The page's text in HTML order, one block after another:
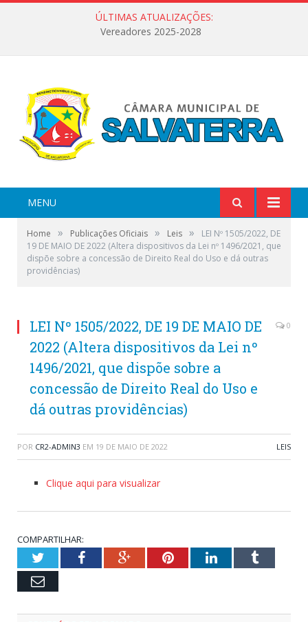
ÚLTIMAS ATUALIZAÇÕES:
Vereadores 2025-2028
MENU
Home » Publicações Oficiais » Leis »
LEI Nº 1505/2022, DE
19 DE MAIO DE 2022 (Altera dispositivos da Lei nº 1496/2021, que
dispõe sobre a concessão de Direito Real do Uso e dá outras
providências)
LEI Nº 1505/2022, DE 19 DE MAIO DE
2022 (Altera dispositivos da Lei nº
1496/2021, que dispõe sobre a
concessão de Direito Real do Uso e
dá outras providências)
0
POR CR2-ADMIN3 EM 19 DE MAIO DE 2022 LEIS
Clique aqui para visualizar
COMPARTILHAR:
TwitterFacebookGoogle+PinterestLinkedInTumblr
Email